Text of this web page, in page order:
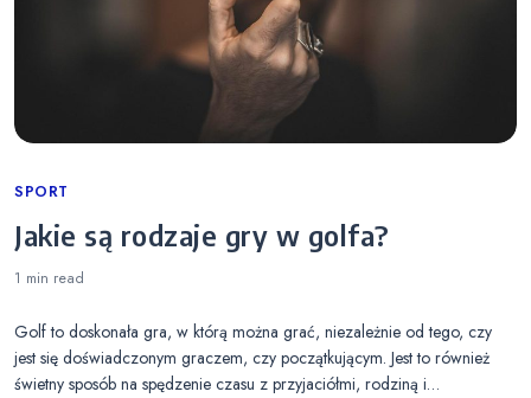
Categories
SPORT
Jakie są rodzaje gry w golfa?
1 min read
Golf to doskonała gra, w którą można grać, niezależnie od tego, czy
jest się doświadczonym graczem, czy początkującym. Jest to również
świetny sposób na spędzenie czasu z przyjaciółmi, rodziną i…